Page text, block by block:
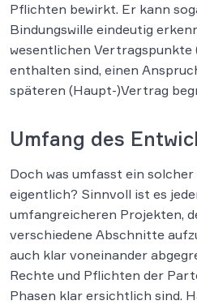
Pflichten bewirkt. Er kann
Bindungswille eindeutig
wesentlichen Vertragspunkte
enthalten sind, einen
späteren (Haupt-)Vertrag
Umfang des
Doch was umfasst ein
eigentlich? Sinnvoll ist es
umfangreicheren Projekten,
verschiedene Abschnitte
auch klar voneinander
Rechte und Pflichten der
Phasen klar ersichtlich sind.